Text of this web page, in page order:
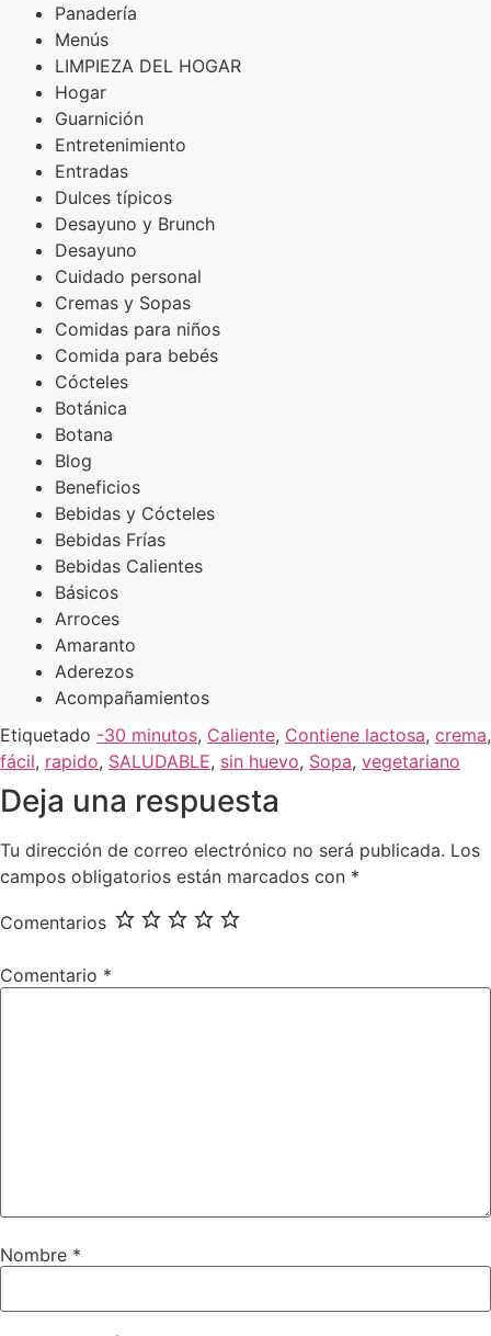
Panadería
Menús
LIMPIEZA DEL HOGAR
Hogar
Guarnición
Entretenimiento
Entradas
Dulces típicos
Desayuno y Brunch
Desayuno
Cuidado personal
Cremas y Sopas
Comidas para niños
Comida para bebés
Cócteles
Botánica
Botana
Blog
Beneficios
Bebidas y Cócteles
Bebidas Frías
Bebidas Calientes
Básicos
Arroces
Amaranto
Aderezos
Acompañamientos
Etiquetado -30 minutos, Caliente, Contiene lactosa, crema,
fácil, rapido, SALUDABLE, sin huevo, Sopa, vegetariano
Deja una respuesta
Tu dirección de correo electrónico no será publicada. Los
campos obligatorios están marcados con *
Comentarios
Comentario *
Nombre *